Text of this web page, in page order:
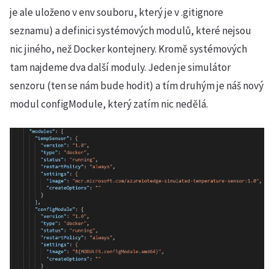
je ale uloženo v env souboru, který je v .gitignore
seznamu) a definici systémových modulů, které nejsou
nic jiného, než Docker kontejnery. Kromě systémových
tam najdeme dva další moduly. Jeden je simulátor
senzoru (ten se nám bude hodit) a tím druhým je náš nový
modul configModule, který zatím nic nedělá.